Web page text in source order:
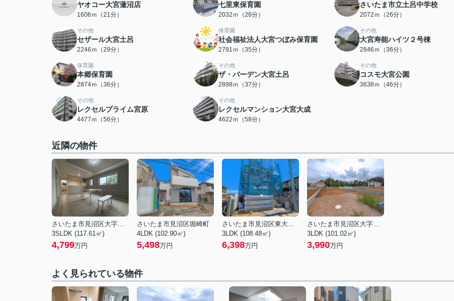
ヤオコー大宮蓮沼店
1606ｍ（21分）
七里東保育園
2032ｍ（26分）
さいたま市立土呂中学校
2072ｍ（26分）
その他
セザール大宮土呂
2246ｍ（29分）
保育園
社会福祉法人大宮つぼみ保育園
2791ｍ（35分）
その他
大宮寿能ハイツ２号棟
2846ｍ（36分）
保育園
本郷保育園
2874ｍ（36分）
その他
ザ・バーデン大宮土呂
2898ｍ（37分）
その他
コスモ大宮公園
3638ｍ（46分）
その他
レクセルプライム宮原
4477ｍ（56分）
その他
レクセルマンション大宮大成
4622ｍ（58分）
近隣の物件
さいたま市見沼区大字蓮沼
3SLDK (117.61㎡)
4,799万円
さいたま市見沼区堀崎町
4LDK (102.90㎡)
5,498万円
さいたま市見沼区東大宮２丁目
3LDK (108.48㎡)
6,398万円
さいたま市見沼区大字南中野
3LDK (101.02㎡)
3,990万円
よく見られている物件